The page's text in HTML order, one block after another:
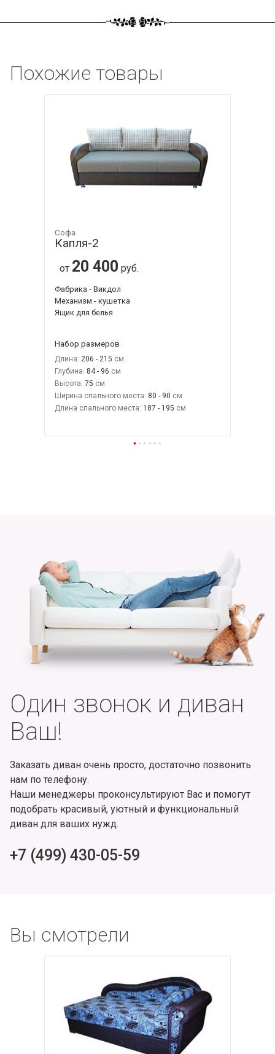
Похожие товары
Софа
Капля-2
от 20 400 руб.
Фабрика - Викдол
Механизм - кушетка
Ящик для белья
Набор размеров
Длина: 206 - 215
Глубина: 84 - 96
Высота: 75
Ширина спального места: 80 - 90
Длина спального места: 187 - 195
Один звонок и диван
Ваш!
Заказать диван очень просто, достаточно позвонить
нам по телефону.
Наши менеджеры проконсультируют Вас и помогут
подобрать красивый, уютный и функциональный
диван для ваших нужд.
+7 (499) 430-05-59
Вы смотрели